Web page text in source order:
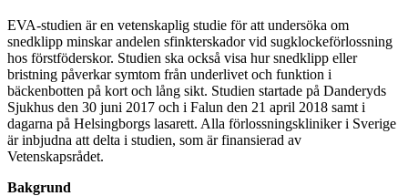
EVA-studien är en vetenskaplig studie för att undersöka om
snedklipp minskar andelen sfinkterskador vid sugklockeförlossning
hos förstföderskor. Studien ska också visa hur snedklipp eller
bristning påverkar symtom från underlivet och funktion i
bäckenbotten på kort och lång sikt. Studien startade på Danderyds
Sjukhus den 30 juni 2017 och i Falun den 21 april 2018 samt i
dagarna på Helsingborgs lasarett. Alla förlossningskliniker i Sverige
är inbjudna att delta i studien, som är finansierad av
Vetenskapsrådet.
Bakgrund